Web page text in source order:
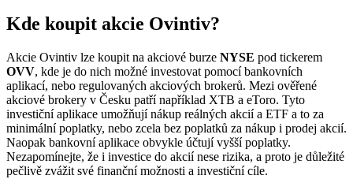
Kde koupit akcie Ovintiv?
Akcie Ovintiv lze koupit na akciové burze NYSE pod tickerem
OVV, kde je do nich možné investovat pomocí bankovních
aplikací, nebo regulovaných akciových brokerů. Mezi ověřené
akciové brokery v Česku patří například XTB a eToro. Tyto
investiční aplikace umožňují nákup reálných akcií a ETF a to za
minimální poplatky, nebo zcela bez poplatků za nákup i prodej akcií.
Naopak bankovní aplikace obvykle účtují vyšší poplatky.
Nezapomínejte, že i investice do akcií nese rizika, a proto je důležité
pečlivě zvážit své finanční možnosti a investiční cíle.